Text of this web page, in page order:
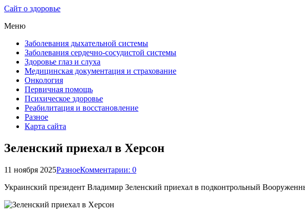
Сайт о здоровье
Меню
Заболевания дыхательной системы
Заболевания сердечно-сосудистой системы
Здоровье глаз и слуха
Медицинская документация и страхование
Онкология
Первичная помощь
Психическое здоровье
Реабилитация и восстановление
Разное
Карта сайта
Зеленский приехал в Херсон
11 ноября 2025РазноеКомментарии: 0
Украинский президент Владимир Зеленский приехал в подконтрольный